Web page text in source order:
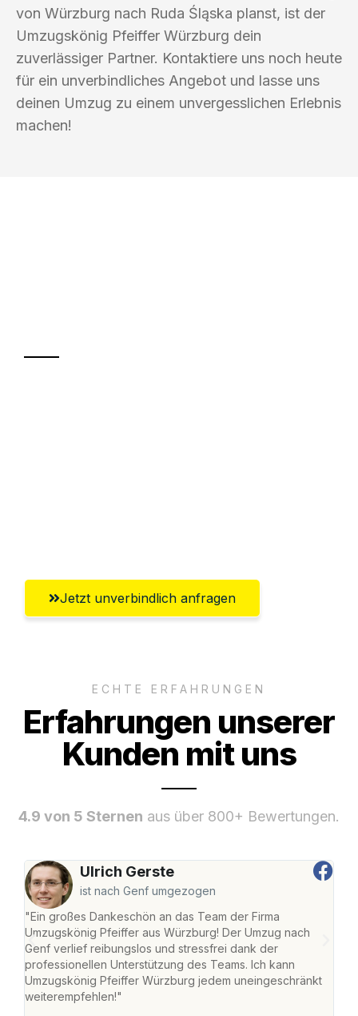
von Würzburg nach Ruda Śląska planst, ist der
Umzugskönig Pfeiffer Würzburg dein
zuverlässiger Partner. Kontaktiere uns noch heute
für ein unverbindliches Angebot und lasse uns
deinen Umzug zu einem unvergesslichen Erlebnis
machen!
Jetzt unverbindlich anfragen
ECHTE ERFAHRUNGEN
Erfahrungen unserer
Kunden mit uns
4.9 von 5 Sternen aus über 800+ Bewertungen.
Ulrich Gerste
ist nach Genf umgezogen
"Ein großes Dankeschön an das Team der Firma
Umzugskönig Pfeiffer aus Würzburg! Der Umzug nach
Genf verlief reibungslos und stressfrei dank der
professionellen Unterstützung des Teams. Ich kann
Umzugskönig Pfeiffer Würzburg jedem uneingeschränkt
weiterempfehlen!"